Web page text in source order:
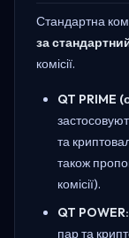
Стандартна
за
комісії.
QT PRIME
та
також
комісії).
QT POWER:
пар та